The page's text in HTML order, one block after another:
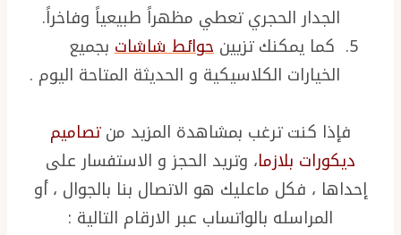
الجدار الحجري تعطي مظهراً طبيعياً وفاخراً.
كما يمكنك تزيين حوائط شاشات بجميع
الخيارات الكلاسيكية و الحديثة المتاحة اليوم .
فإذا كنت ترغب بمشاهدة المزيد منتصاميم
ديكورات بلازما، وتريد الحجز و الاستفسار على
إحداها ، فكل ماعليك هو الاتصال بنا بالجوال ، أو
المراسله بالواتساب عبر الارقام التالية :